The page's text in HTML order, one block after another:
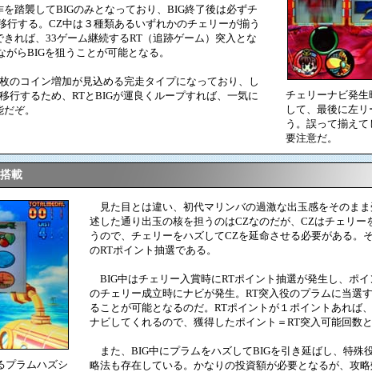
踏襲してBIGのみとなっており、BIG終了後は必ずチ
行する。CZ中は３種類あるいずれかのチェリーが揃う
れば、33ゲーム継続するRT（追跡ゲーム）突入とな
らBIGを狙うことが可能となる。
のコイン増加が見込める完走タイプになっており、し
行するため、RTとBIGが運良くループすれば、一気に
ぞ。
チェリーナビ発生
して、最後に左
う。誤って揃え
要注意だ。
載
プラムハズシ
見た目とは違い、初代マリンバの過激な出玉感をそのま
述した通り出玉の核を担うのはCZなのだが、CZはチェリー
うので、チェリーをハズしてCZを延命させる必要がある。
のRTポイント抽選である。
BIG中はチェリー入賞時にRTポイント抽選が発生し、ポ
のチェリー成立時にナビが発生。RT突入役のプラムに当選
ることが可能となるのだ。RTポイントが１ポイントあれば
ナビしてくれるので、獲得したポイント＝RT突入可能回数と
また、BIG中にプラムをハズしてBIGを引き延ばし、特殊
略法も存在している。かなりの投資額が必要となるが、攻